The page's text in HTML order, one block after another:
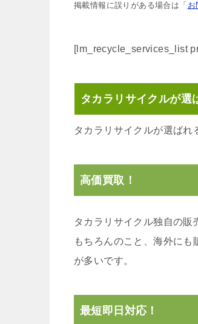
掲載情報に誤りがある場合は「 お
[lm_recycle_services_list
タカラリサイクルが選
タカラリサイクルが選ばれ
高価買取！
タカラリサイクル独自の
もちろんのこと、海外に
が多いです。
最短即日対応！